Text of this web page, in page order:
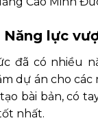
Năng lực
đã có nhiều
dự án cho
bài bản, có
nhất.